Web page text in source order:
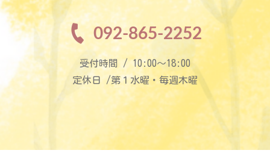
092-865-2252
受付時間 / 10:00〜18:00
定休日 /第１水曜・毎週木曜